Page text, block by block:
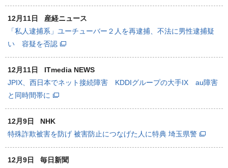
12月11日
産経ニュース
「私人逮捕系」ユーチューバー２人を再逮捕、不法に男性逮捕疑
い 容疑を否認
12月11日
ITmedia NEWS
JPIX、西日本でネット接続障害 KDDIグループの大手IX au障害
と同時間帯に
12月9日
NHK
特殊詐欺被害を防げ 被害防止につなげた人に特典 埼玉県警
12月9日
毎日新聞